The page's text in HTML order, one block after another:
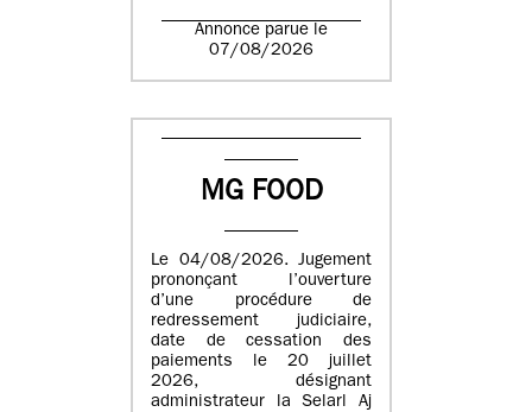
Annonce parue le
07/08/2026
MG FOOD
Le 04/08/2026. Jugement
prononçant l’ouverture
d’une procédure de
redressement judiciaire,
date de cessation des
paiements le 20 juillet
2026, désignant
administrateur la Selarl Aj